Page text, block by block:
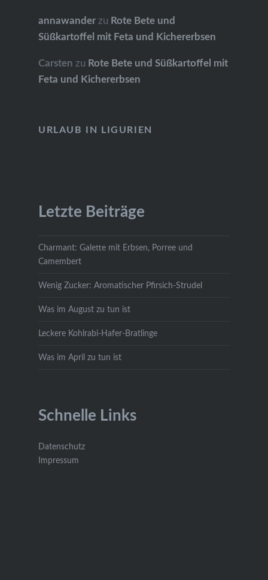
annawanderzu Rote Bete und
Süßkartoffel mit Feta und Kichererbsen
Carsten zu Rote Bete und Süßkartoffel mit
Feta und Kichererbsen
URLAUB IN LIGURIEN
Letzte Beiträge
Charmant: Galette mit Erbsen, Porree und
Camembert
Wenig Zucker: Aromatischer Pfirsich-Strudel
Was im August zu tun ist
Leckere Kohlrabi-Hafer-Bratlinge
Was im April zu tun ist
Schnelle Links
Datenschutz
Impressum